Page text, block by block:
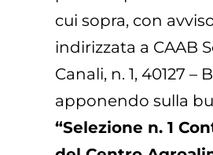
cui sopra, con
indirizzata a CAAB
Canali, n. 1, 40127 –
apponendo sulla
“Selezione n. 1